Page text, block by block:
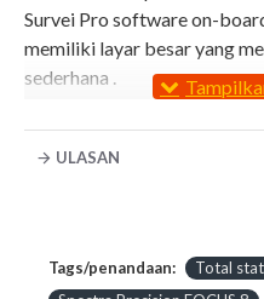
Survei Pro software on-
memiliki layar besar yang
sederhana .
Teknologi layar sentuh juga
kerja data untuk mengakses
data dengan cepat dan
ULASAN
Tags/penandaan:
Total